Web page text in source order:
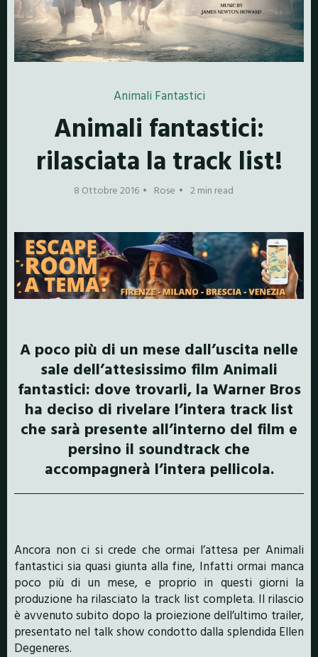
Animali Fantastici
Animali fantastici:
rilasciata la track list!
8 Ottobre 2016 Rose 2 min read
A poco più di un mese dall’uscita nelle
sale dell’attesissimo film Animali
fantastici: dove trovarli, la Warner Bros
ha deciso di rivelare l’intera track list
che sarà presente all’interno del film e
persino il soundtrack che
accompagnerà l’intera pellicola.
Ancora non ci si crede che ormai l’attesa per Animali
fantastici sia quasi giunta alla fine, Infatti ormai manca
poco più di un mese, e proprio in questi giorni la
produzione ha rilasciato la track list completa. Il rilascio
è avvenuto subito dopo la proiezione dell’ultimo trailer,
presentato nel talk show condotto dalla splendida Ellen
Degeneres.